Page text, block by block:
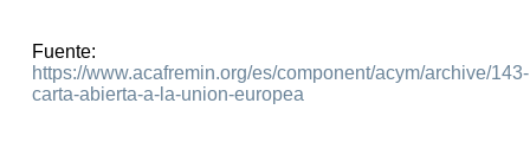
Fuente:
https://www.acafremin.org/es/component/acym/archive/143-
carta-abierta-a-la-union-europea